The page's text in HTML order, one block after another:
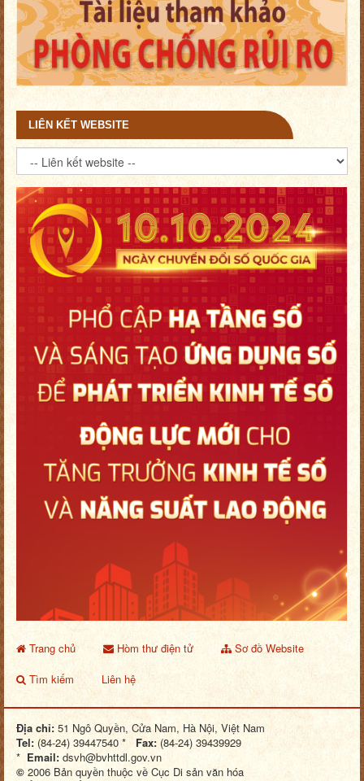
LIÊN KẾT WEBSITE
Trang chủ Hòm thư điện tử
Sơ đồ Website
Tìm kiếm
Liên hệ
Địa chỉ: 51 Ngô Quyền, Cửa Nam, Hà Nội, Việt Nam
Tel: (84-24) 39447540 * Fax: (84-24) 39439929
* Email: dsvh@bvhttdl.gov.vn
© 2006 Bản quyền thuộc về Cục Di sản văn hóa